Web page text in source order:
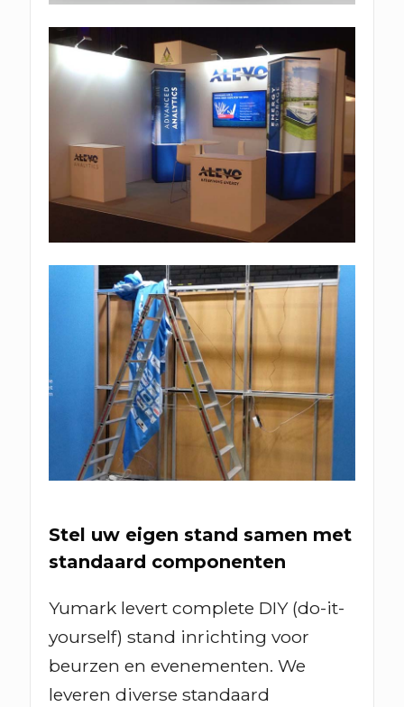
Stel uw eigen stand samen met
standaard componenten
Yumark levert complete DIY (do-it-
yourself) stand inrichting voor
beurzen en evenementen. We
leveren diverse standaard